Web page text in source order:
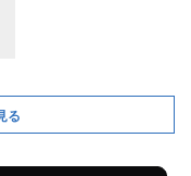
る